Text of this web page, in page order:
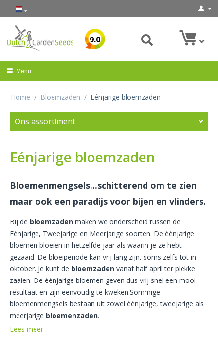
9.0
Menu
Home / Bloemzaden / Eénjarige bloemzaden
Ons assortiment
Eénjarige bloemzaden
Bloemenmengsels...schitterend om te zien
maar ook een paradijs voor bijen en vlinders.
Bij de bloemzaden maken we onderscheid tussen de
Eénjarige, Tweejarige en Meerjarige soorten. De éénjarige
bloemen bloeien in hetzelfde jaar als waarin je ze hebt
gezaaid. De bloeiperiode kan vrij lang zijn, soms zelfs tot in
oktober. Je kunt de bloemzaden vanaf half april ter plekke
zaaien. De éénjarige bloemen geven dus vrij snel een mooi
resultaat en zijn eenvoudig te kweken.Sommige
bloemenmengsels bestaan uit zowel éénjarige, tweejarige als
meerjarige bloemenzaden.
Lees meer